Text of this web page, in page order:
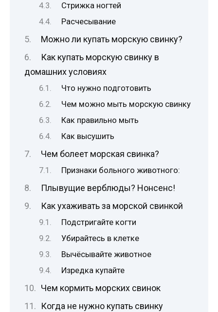
Стрижка ногтей
Расчесывание
Можно ли купать морскую свинку?
Как купать морскую свинку в
домашних условиях
Что нужно подготовить
Чем можно мыть морскую свинку
Как правильно мыть
Как высушить
Чем болеет морская свинка?
Признаки больного животного:
Плывущие верблюды? Нонсенс!
Как ухаживать за морской свинкой
Подстригайте когти
Убирайтесь в клетке
Вычёсывайте животное
Изредка купайте
Чем кормить морских свинок
Когда не нужно купать свинку